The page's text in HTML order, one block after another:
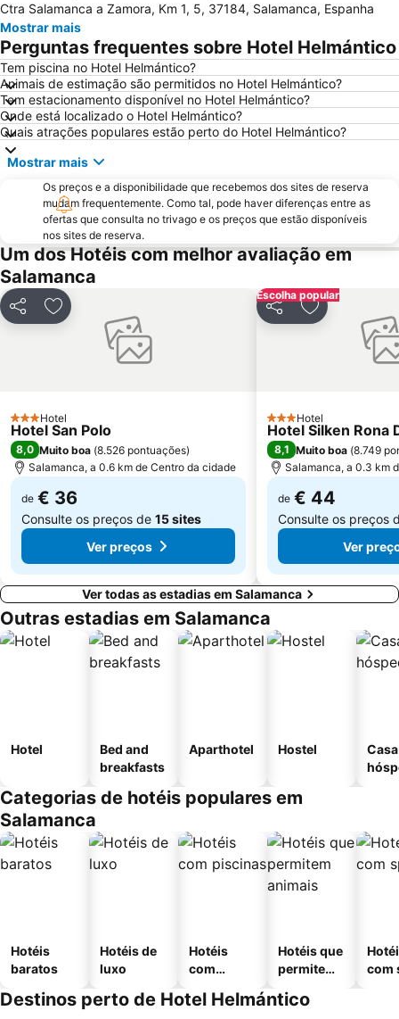
Tejares
Helmántico Stadium
Blanco
Chinchibarra
Parque de San Francisco
Virgen de la Vega
Universidad Pontificia de Salamanca
Universidad
Catedral Velha de Salamanca
Igreja e convento de San Esteban
La Vega
Salamanca Airport
Pizarrales
Carmelitas - Oeste
Colegio Mayor Arzobispo Fonseca o de los Irlandeses de Salamanca
Rúa Mayor
Ieronimus
San José
Montalvo
Ctra Salamanca a Zamora, Km 1, 5, 37184, Salamanca, Espanha
Mostrar mais
Perguntas frequentes sobre Hotel Helmántico
Tem piscina no Hotel Helmántico?
Animais de estimação são permitidos no Hotel Helmántico?
Tem estacionamento disponível no Hotel Helmántico?
Onde está localizado o Hotel Helmántico?
Quais atrações populares estão perto do Hotel Helmántico?
Mostrar mais
Os preços e a disponibilidade que recebemos dos sites de reserva
mudam frequentemente. Como tal, pode haver diferenças entre as
ofertas que consulta no trivago e os preços que estão disponíveis
nos sites de reserva.
Um dos Hotéis com melhor avaliação em
Salamanca
PartilharAdicionar aos favoritos
3 Estrelas
Hotel
Hotel San Polo
8,0 Muito boa (8.526 pontuações)
Salamanca, a 0.6 km de Centro da cidade
de € 36
Consulte os preços de 15 sites
Ver preços
Escolha popular
PartilharAdicionar
3 Estrelas
Hotel
Hotel Silken Rona
8,1 Muito boa (8.749
Salamanca, a 0.3 km
de € 44
Consulte os preços
Ver
Ver todas as estadias em Salamanca
Outras estadias em Salamanca
Hotel
Bed and
breakfasts
Aparthotel Hostel
Categorias de hotéis populares em
Salamanca
Hotéis
baratos
Hotéis de
luxo
Hotéis
com
Hotéis que
permitem
com
Destinos perto de Hotel Helmántico